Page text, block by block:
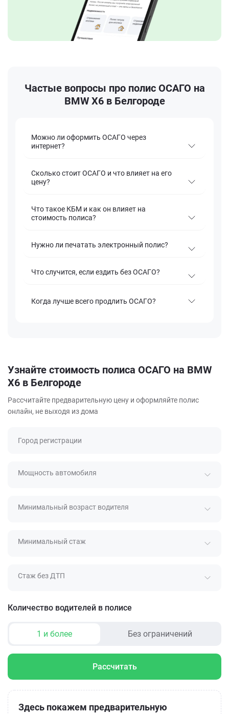
Частые вопросы про полис ОСАГО на
BMW X6 в Белгороде
Можно ли оформить ОСАГО через
интернет?
Сколько стоит ОСАГО и что влияет на его
цену?
Что такое КБМ и как он влияет на
стоимость полиса?
Нужно ли печатать электронный полис?
Что случится, если ездить без ОСАГО?
Когда лучше всего продлить ОСАГО?
Узнайте стоимость полиса ОСАГО на BMW
X6 в Белгороде
Рассчитайте предварительную цену и оформляйте полис
онлайн, не выходя из дома
Город регистрации
Мощность автомобиля
Минимальный возраст водителя
Минимальный стаж
Стаж без ДТП
Количество водителей в полисе
1 и более Без ограничений
Рассчитать
Здесь покажем предварительную